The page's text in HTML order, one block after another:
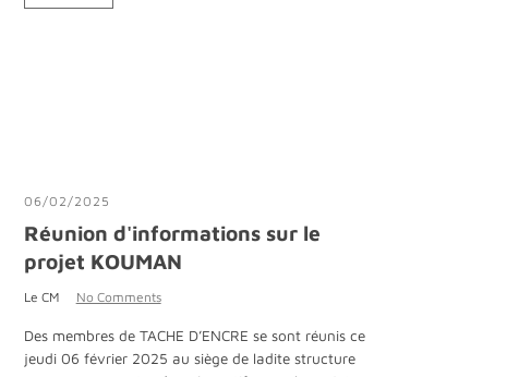
06/02/2025
Réunion d'informations sur le
projet KOUMAN
Le CM No Comments
Des membres de TACHE D’ENCRE se sont réunis ce
jeudi 06 février 2025 au siège de ladite structure